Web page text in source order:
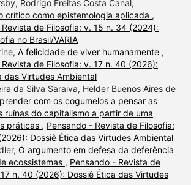
Rodrigo Freitas Costa Canal,
crítico como epistemologia aplicada ,
de Filosofia: v. 15 n. 34 (2024):
no Brasil/VARIA
A felicidade de viver humanamente ,
de Filosofia: v. 17 n. 40 (2026):
das Virtudes Ambiental
da Silva Saraiva, Helder Buenos Aires de
com os cogumelos a pensar as
ruínas do capitalismo a partir de uma
práticas , Pensando - Revista de Filosofia:
Dossiê Ética das Virtudes Ambiental
O argumento em defesa da deferência
ecossistemas , Pensando - Revista de
n. 40 (2026): Dossiê Ética das Virtudes